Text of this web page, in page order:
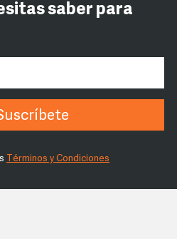
saber para
Términos y Condiciones